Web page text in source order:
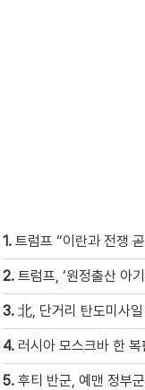
1. 트럼프 “이란과 전쟁 곧 끝
2. 트럼프, ‘원정출산 아기
3. 北, 단거리 탄도미사일 무
4. 러시아 모스크바 한 복판서 갑자기 “
5. 후티 반군, 예맨 정부